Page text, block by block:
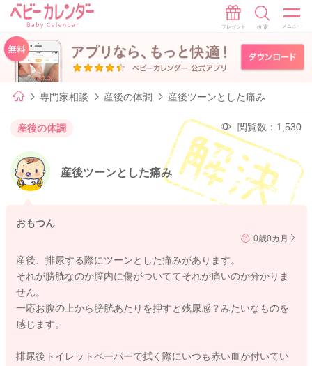
専門家相談 産後の体調 産後ツーンとした痛み
産後の体調 閲覧数：1,530
産後ツーンとした痛み
おもつん
0歳0カ月
産後、排尿する際にツーンとした痛みがあります。
それが膀胱なのか膣内に傷がついててそれが痛いのか分かりま
せん。
一応お腹の上から膀胱あたりを押すと残尿感？みたいなものを
感じます。
排尿後トイレットペーパーで拭く際にいつも赤い血が付いてい